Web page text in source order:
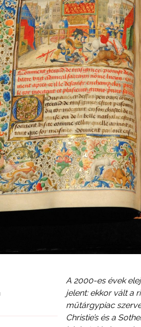
A 2000-es évek
jelent: ekkor vált a
műtárgypiac
Christie’s és a